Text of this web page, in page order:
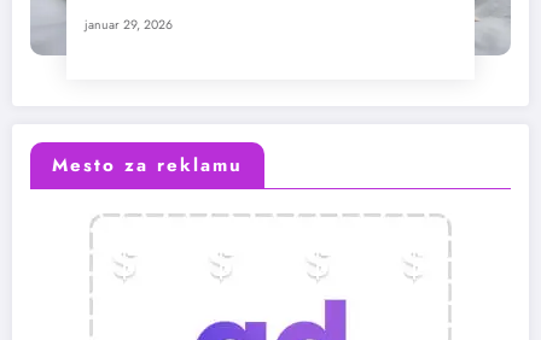
januar 29, 2026
Mesto za reklamu